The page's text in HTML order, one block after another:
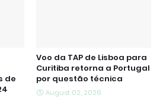
de
Voo da TAP de Lisboa para
Curitiba retorna a Portugal
por questão técnica
August 02, 2026